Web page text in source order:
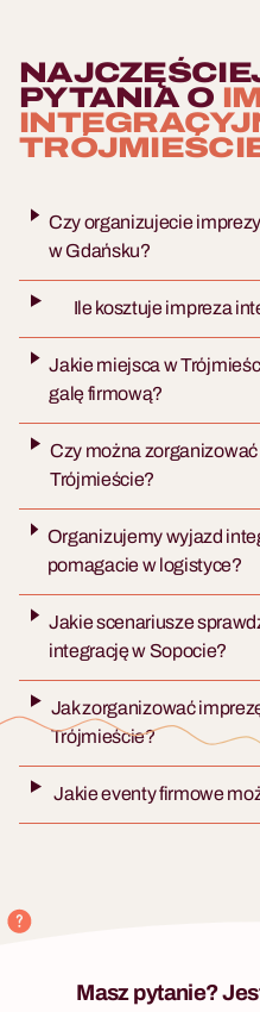
PYTANIA O
Czy organizujecie
w Gdańsku?
Ile kosztuje impreza
Jakie miejsca w
galę firmową?
Czy można zorganizować
Trójmieście?
Organizujemy wyjazd
pomagacie w logistyce?
Jakie scenariusze
integrację w Sopocie?
Jak zorganizować
Trójmieście?
Jakie eventy firmowe
Masz pytanie?